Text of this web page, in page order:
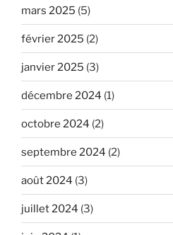
mars 2025 (5)
février 2025 (2)
janvier 2025 (3)
décembre 2024 (1)
octobre 2024 (2)
septembre 2024 (2)
août 2024 (3)
juillet 2024 (3)